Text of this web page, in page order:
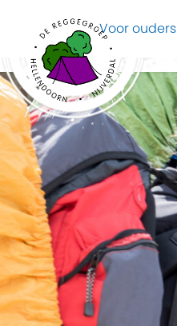
Voor ouders